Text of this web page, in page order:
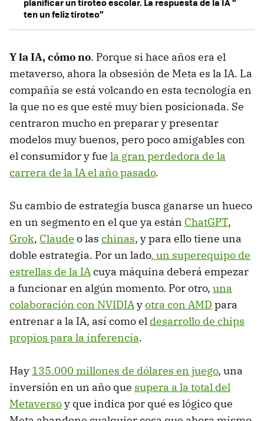
planificar un tiroteo escolar. La respuesta de la IA “
ten un feliz tiroteo”
Y la IA, cómo no. Porque si hace años era el
metaverso, ahora la obsesión de Meta es la IA. La
compañía se está volcando en esta tecnología en
la que no es que esté muy bien posicionada. Se
centraron mucho en preparar y presentar
modelos muy buenos, pero poco amigables con
el consumidor y fue la gran perdedora de la
carrera de la IA el año pasado.
Su cambio de estrategia busca ganarse un hueco
en un segmento en el que ya están ChatGPT,
Grok, Claude o las chinas, y para ello tiene una
doble estrategia. Por un lado, un superequipo de
estrellas de la IAcuya máquina deberá empezar
a funcionar en algún momento. Por otro, una
colaboración con NVIDIAyotra con AMD para
entrenar a la IA, así como el desarrollo de chips
propios para la inferencia.
Hay 135.000 millones de dólares en juego, una
inversión en un año que supera a la total del
Metaversoy que indica por qué es lógico que